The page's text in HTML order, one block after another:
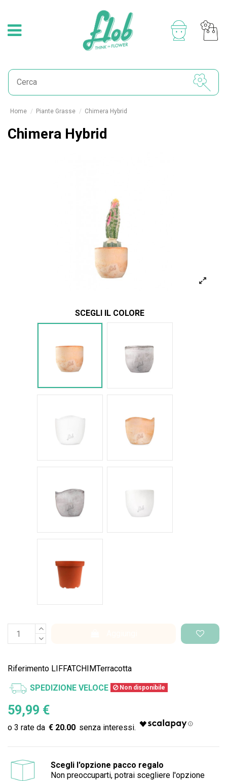
Home Piante Grasse Chimera Hybrid
Chimera Hybrid
SCEGLI IL COLORE
Riferimento LIFFATCHIMTerracotta
SPEDIZIONE VELOCE Non disponibile
59,99 €
€ 20.00
Scegli l'opzione pacco regalo
Non preoccuparti, potrai scegliere l'opzione